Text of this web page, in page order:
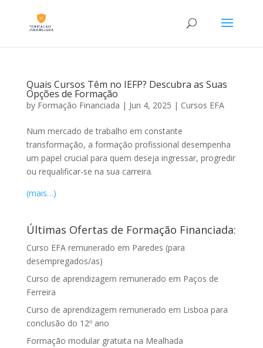
Quais Cursos Têm no IEFP? Descubra as Suas
Opções de Formação
by Formação Financiada | Jun 4, 2025 | Cursos EFA
Num mercado de trabalho em constante
transformação, a formação profissional desempenha
um papel crucial para quem deseja ingressar, progredir
ou requalificar-se na sua carreira.
(mais…)
Últimas Ofertas de Formação Financiada:
Curso EFA remunerado em Paredes (para
desempregados/as)
Curso de aprendizagem remunerado em Paços de
Ferreira
Curso de aprendizagem remunerado em Lisboa para
conclusão do 12º ano
Formação modular gratuita na Mealhada